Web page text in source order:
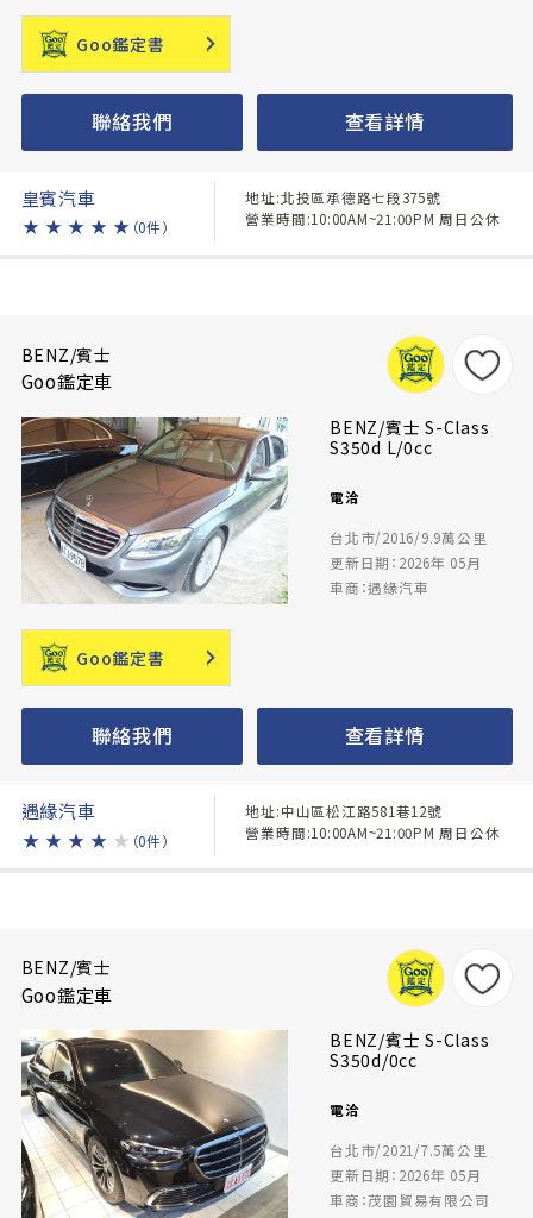
Goo鑑定書
聯絡我們 查看詳情
皇賓汽車
★ ★ ★ ★ ★ （0件）
地址:北投區承德路七段375號
營業時間:10:00AM~21:00PM 周日公休
BENZ/賓士
Goo鑑定車
BENZ/賓士 S-Class
S350d L/0cc
電洽
台北市/2016/9.9萬公里
更新日期：2026年 05月
車商：遇緣汽車
Goo鑑定書
聯絡我們 查看詳情
遇緣汽車
★ ★ ★ ★ ★ （0件）
地址:中山區松江路581巷12號
營業時間:10:00AM~21:00PM 周日公休
BENZ/賓士
Goo鑑定車
BENZ/賓士 S-Class
S350d/0cc
電洽
台北市/2021/7.5萬公里
更新日期：2026年 05月
車商：茂園貿易有限公司